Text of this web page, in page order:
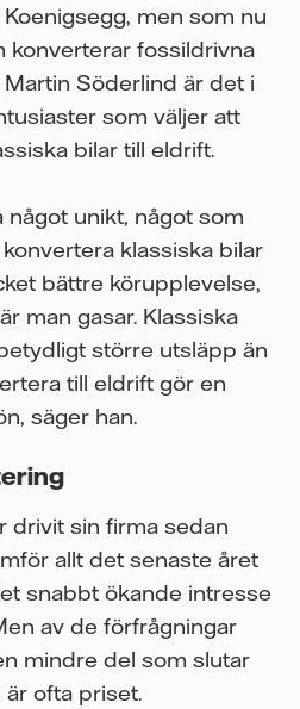
men som nu
konverterar fossildrivna
Martin Söderlind är det i
som väljer att
bilar till eldrift.
något unikt, något som
klassiska bilar
bättre körupplevelse,
man gasar. Klassiska
större utsläpp än
till eldrift gör en
säger han.
drivit sin firma sedan
allt det senaste året
snabbt ökande intresse
av de förfrågningar
mindre del som slutar
är ofta priset.